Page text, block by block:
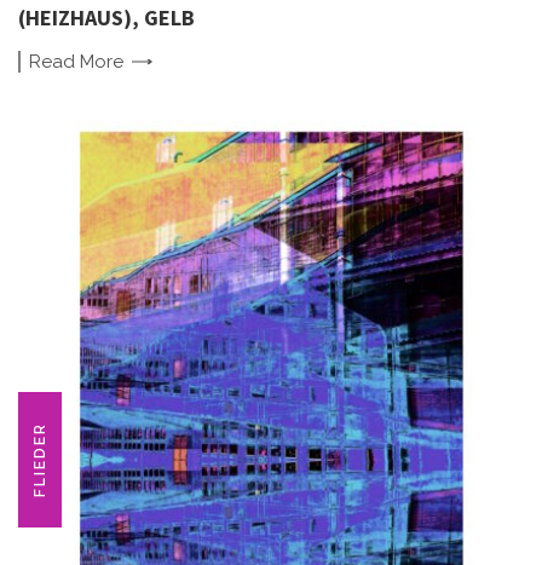
(HEIZHAUS), GELB
Read More
FLIEDER